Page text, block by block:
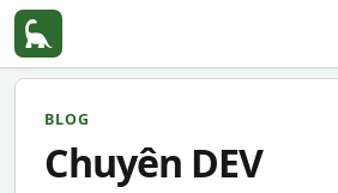
BLOG
Chuyên DEV